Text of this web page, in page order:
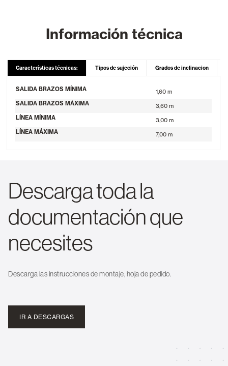
Información técnica
Características técnicas: Tipos de sujeción Grados de inclinacion
SALIDA BRAZOS MÍNIMA
1,60 m
SALIDA BRAZOS MÁXIMA
3,60 m
LÍNEA MÍNIMA
3,00 m
LÍNEA MÁXIMA
7,00 m
Descarga toda la
documentación que
necesites
Descarga las instrucciones de montaje, hoja de pedido.
IR A DESCARGAS